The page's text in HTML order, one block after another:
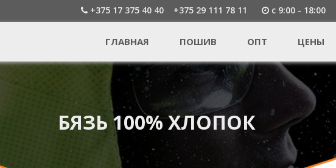
+375 17 375 40 40 +375 29 111 78 11 c 9:00 - 18:00
ГЛАВНАЯ ПОШИВ ОПТ ЦЕНЫ
БЯЗЬ 100% ХЛОПОК